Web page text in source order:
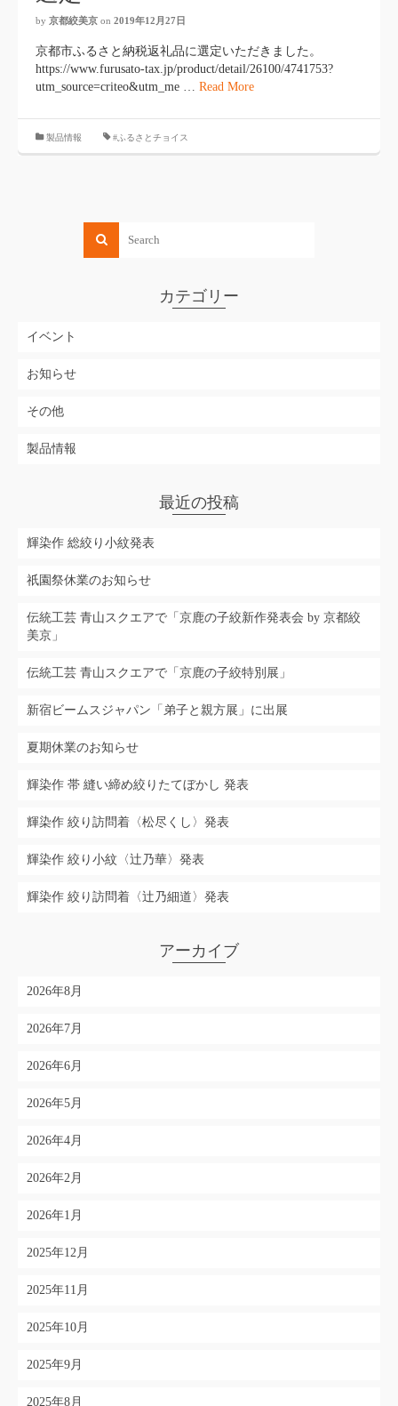
by 京都絞美京 on 2019年12月27日
京都市ふるさと納税返礼品に選定いただきました。
https://www.furusato-tax.jp/product/detail/26100/4741753?
utm_source=criteo&utm_me … Read More
製品情報 #ふるさとチョイス
カテゴリー
イベント
お知らせ
その他
製品情報
最近の投稿
輝染作 総絞り小紋発表
祇園祭休業のお知らせ
伝統工芸 青山スクエアで「京鹿の子絞新作発表会 by 京都絞
美京」
伝統工芸 青山スクエアで「京鹿の子絞特別展」
新宿ビームスジャパン「弟子と親方展」に出展
夏期休業のお知らせ
輝染作 帯 縫い締め絞りたてぼかし 発表
輝染作 絞り訪問着〈松尽くし〉発表
輝染作 絞り小紋〈辻乃華〉発表
輝染作 絞り訪問着〈辻乃細道〉発表
アーカイブ
2026年8月
2026年7月
2026年6月
2026年5月
2026年4月
2026年2月
2026年1月
2025年12月
2025年11月
2025年10月
2025年9月
2025年8月